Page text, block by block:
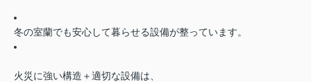
冬の室蘭でも安心して暮らせる設備が整っています。
火災に強い構造＋適切な設備は、